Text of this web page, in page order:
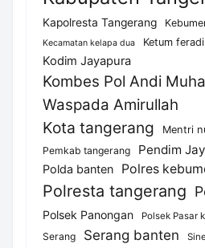
Kapolresta Tangerang
Kecamatan kelapa dua Ketum
Kodim Jayapura
Kombes Pol Andi
Waspada Amirullah
Kota tangerang
Mentri
Pemkab tangerang
Pendim
Polda banten Polres
Polresta tangerang
Polsek Panongan Polsek Pasar
Serang Serang banten